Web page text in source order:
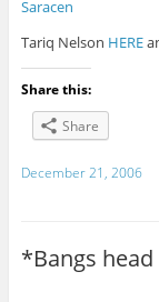
Saracen
Tariq Nelson HERE
Share this:
Share
December 21, 2006
*Bangs